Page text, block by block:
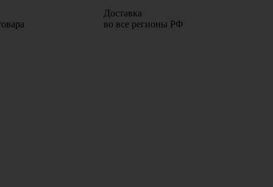
Доставка
во все регионы РФ